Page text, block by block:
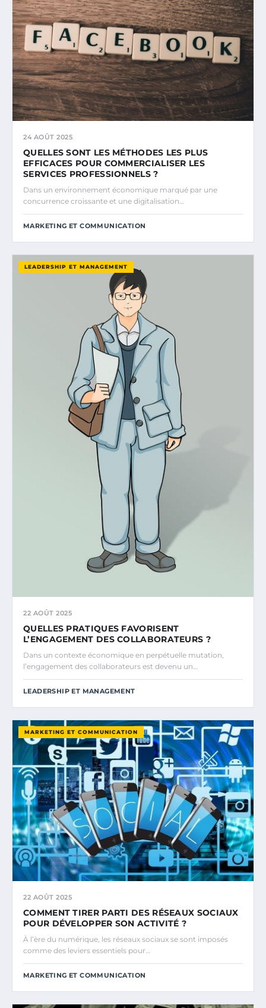
24 AOÛT 2025
QUELLES SONT LES MÉTHODES LES PLUS
EFFICACES POUR COMMERCIALISER LES
SERVICES PROFESSIONNELS ?
Dans un environnement économique marqué par une
concurrence croissante et une digitalisation…
MARKETING ET COMMUNICATION
LEADERSHIP ET MANAGEMENT
22 AOÛT 2025
QUELLES PRATIQUES FAVORISENT
L’ENGAGEMENT DES COLLABORATEURS ?
Dans un contexte économique en perpétuelle mutation,
l’engagement des collaborateurs est devenu un…
LEADERSHIP ET MANAGEMENT
MARKETING ET COMMUNICATION
22 AOÛT 2025
COMMENT TIRER PARTI DES RÉSEAUX SOCIAUX
POUR DÉVELOPPER SON ACTIVITÉ ?
À l’ère du numérique, les réseaux sociaux se sont imposés
comme des leviers essentiels pour…
MARKETING ET COMMUNICATION